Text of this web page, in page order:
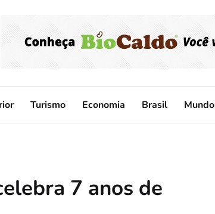
Turismo Economia Brasil Mundo
7 anos de